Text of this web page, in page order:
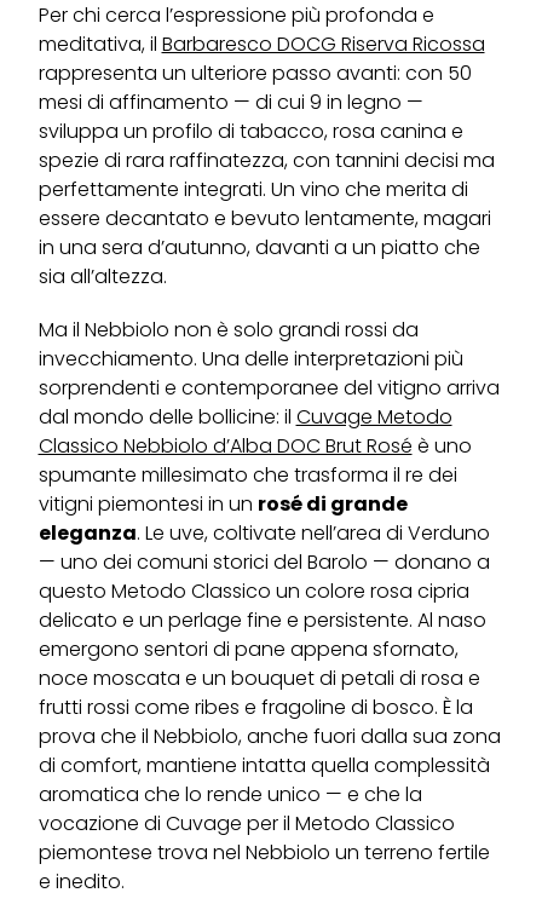
Per chi cerca l’espressione più profonda e
meditativa, il Barbaresco DOCG Riserva Ricossa
rappresenta un ulteriore passo avanti: con 50
mesi di affinamento — di cui 9 in legno —
sviluppa un profilo di tabacco, rosa canina e
spezie di rara raffinatezza, con tannini decisi ma
perfettamente integrati. Un vino che merita di
essere decantato e bevuto lentamente, magari
in una sera d’autunno, davanti a un piatto che
sia all’altezza.
Ma il Nebbiolo non è solo grandi rossi da
invecchiamento. Una delle interpretazioni più
sorprendenti e contemporanee del vitigno arriva
dal mondo delle bollicine: il Cuvage Metodo
Classico Nebbiolo d’Alba DOC Brut Rosé è uno
spumante millesimato che trasforma il re dei
vitigni piemontesi in un rosé di grande
eleganza. Le uve, coltivate nell’area di Verduno
— uno dei comuni storici del Barolo — donano a
questo Metodo Classico un colore rosa cipria
delicato e un perlage fine e persistente. Al naso
emergono sentori di pane appena sfornato,
noce moscata e un bouquet di petali di rosa e
frutti rossi come ribes e fragoline di bosco. È la
prova che il Nebbiolo, anche fuori dalla sua zona
di comfort, mantiene intatta quella complessità
aromatica che lo rende unico — e che la
vocazione di Cuvage per il Metodo Classico
piemontese trova nel Nebbiolo un terreno fertile
e inedito.